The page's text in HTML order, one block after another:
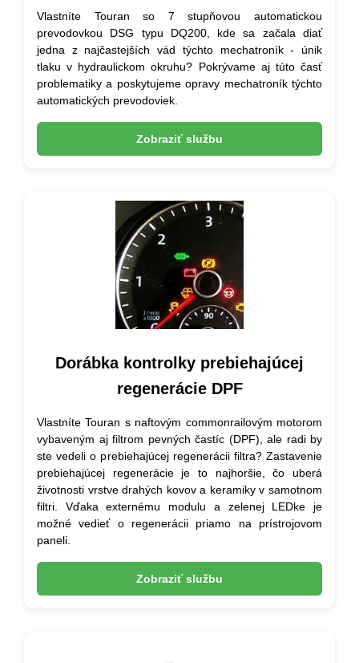
Vlastníte Touran so 7 stupňovou automatickou
prevodovkou DSG typu DQ200, kde sa začala diať
jedna z najčastejších vád týchto mechatroník - únik
tlaku v hydraulickom okruhu? Pokrývame aj túto časť
problematiky a poskytujeme opravy mechatroník týchto
automatických prevodoviek.
Zobraziť službu
Dorábka kontrolky prebiehajúcej
regenerácie DPF
Vlastníte Touran s naftovým commonrailovým motorom
vybaveným aj filtrom pevných častíc (DPF), ale radi by
ste vedeli o prebiehajúcej regenerácii filtra? Zastavenie
prebiehajúcej regenerácie je to najhoršie, čo uberá
životnosti vrstve drahých kovov a keramiky v samotnom
filtri. Vďaka externému modulu a zelenej LEDke je
možné vedieť o regenerácii priamo na prístrojovom
paneli.
Zobraziť službu